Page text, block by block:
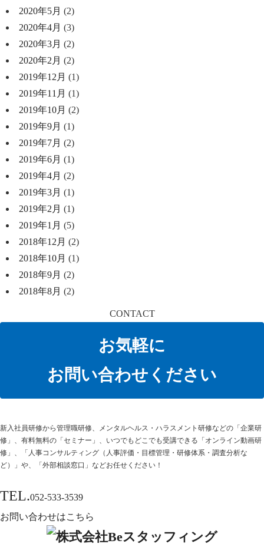
2020年5月 (2)
2020年4月 (3)
2020年3月 (2)
2020年2月 (2)
2019年12月 (1)
2019年11月 (1)
2019年10月 (2)
2019年9月 (1)
2019年7月 (2)
2019年6月 (1)
2019年4月 (2)
2019年3月 (1)
2019年2月 (1)
2019年1月 (5)
2018年12月 (2)
2018年10月 (1)
2018年9月 (2)
2018年8月 (2)
CONTACT
お気軽に
お問い合わせください
新⼊社員研修から管理職研修、メンタルヘルス・ハラスメント研修などの「企業研
修」、有料無料の「セミナー」、いつでもどこでも受講できる「オンライン動画研
修」、「人事コンサルティング（人事評価・目標管理・研修体系・調査分析な
ど）」や、「外部相談窓口」などお任せください！
TEL.052-533-3539
お問い合わせはこちら